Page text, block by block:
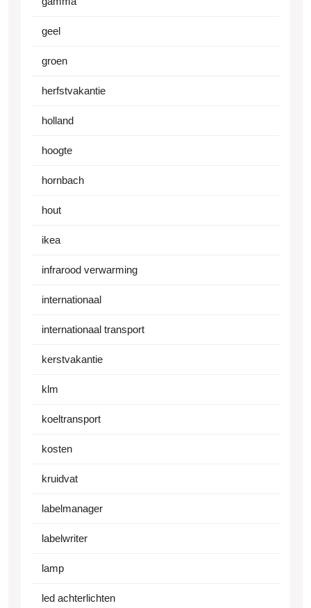
geel
groen
herfstvakantie
holland
hoogte
hornbach
hout
ikea
infrarood verwarming
internationaal
internationaal transport
kerstvakantie
klm
koeltransport
kosten
kruidvat
labelmanager
labelwriter
lamp
led achterlichten